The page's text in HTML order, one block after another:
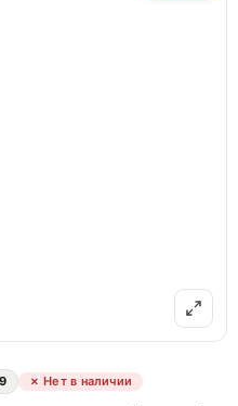
9 ✗ Нет в наличии